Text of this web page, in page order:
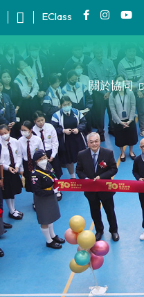
EClass
關於協同